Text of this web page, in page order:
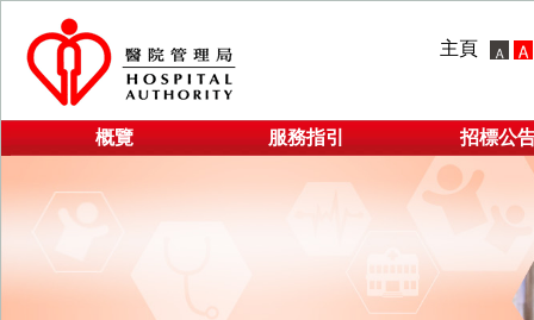
主頁
概覽 服務指引 招標公